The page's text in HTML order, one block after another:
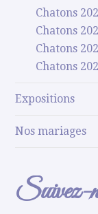
Chatons
Chatons
Chatons
Chatons
Expositions
Nos mariages
Suivez-